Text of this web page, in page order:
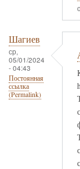
Шагиев
ср,
05/01/2024
- 04:43
Постоянная
ссылка
(Permalink)